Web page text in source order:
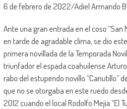
6 de febrero de 2022/Adiel Armando
Ante una gran entrada en el coso “San
en tarde de agradable clima, se dio
primera novillada de la Temporada
triunfador el espada coahuilense
rabo del estupendo novillo “Canutillo”
que no se otorgaba en este ruedo
2012 cuando el local Rodolfo Mejía “El